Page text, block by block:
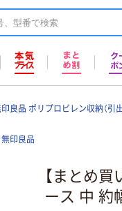
良品 ポリプロピレン収納（引
無印良品
【まとめ
ース 中 約